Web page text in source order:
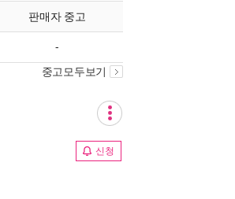
판매자 중고
-
중고모두보기
신청